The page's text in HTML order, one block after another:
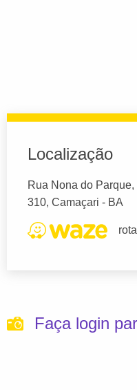
Localização
Rua Nona do
310, Camaçari - BA
Faça login